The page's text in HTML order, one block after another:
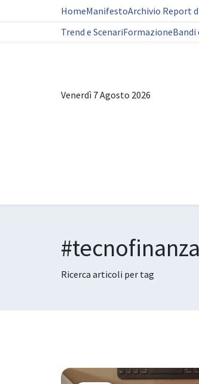
HomeManifestoArchivio Report
Trend e ScenariFormazioneBandi
Venerdì 7 Agosto 2026
#tecnofinanza
Ricerca articoli per tag